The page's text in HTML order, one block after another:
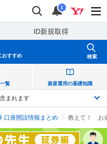
イナンス
検索 通知
i
ID新規取得
おすすめ 検索
一覧 資産運用の基礎知識
まれます
口座開設情報まとめ